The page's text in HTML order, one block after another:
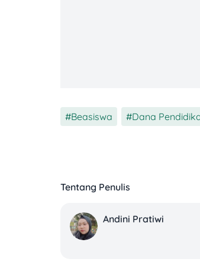
Jadwal Pendaftaran
Beasiswa Dana
Tentang Penulis
Andini Pratiwi